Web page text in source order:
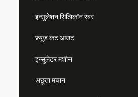
इन्सुलेशन सिलिकॉन रबर
फ़्यूज़ कट आउट
इन्सुलेटर मशीन
अछूता मचान